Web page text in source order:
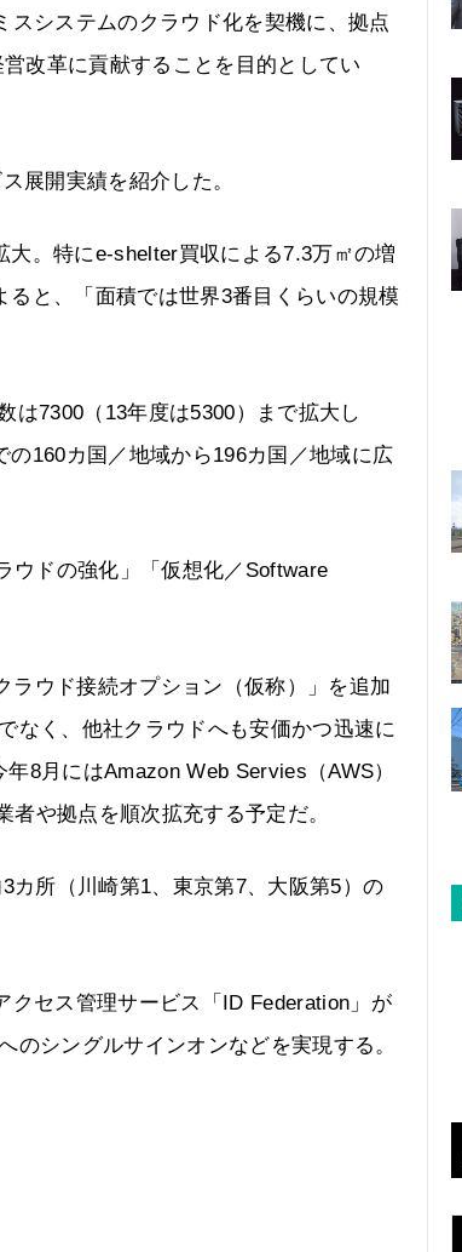
システムのクラウド化を契機に、拠点
改革に貢献することを目的としてい
展開実績を紹介した。
。特にe-shelter買収による7.3万㎡の増
と、「面積では世界3番目くらいの規模
は7300（13年度は5300）まで拡大し
160カ国／地域から196カ国／地域に広
ウドの強化」「仮想化／Software
ウド接続オプション（仮称）」を追加
なく、他社クラウドへも安価かつ迅速に
8月にはAmazon Web Servies（AWS）
や拠点を順次拡充する予定だ。
カ所（川崎第1、東京第7、大阪第5）の
クセス管理サービス「ID Federation」が
シングルサインオンなどを実現する。